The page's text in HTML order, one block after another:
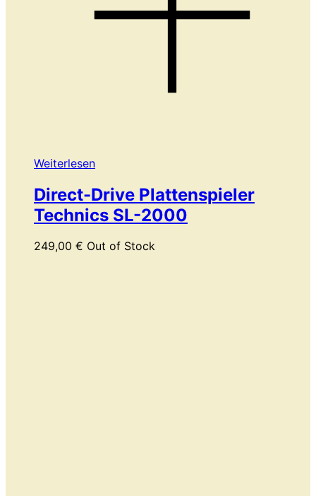
Weiterlesen
Direct-Drive Plattenspieler
Technics SL-2000
249,00 € Out of Stock